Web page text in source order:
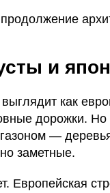
и
как
дорожки.
—
заметные.
Европейская